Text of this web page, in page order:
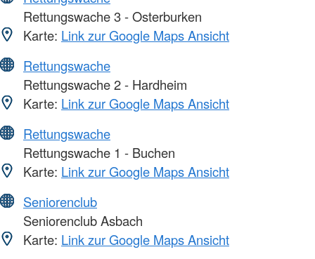
Rettungswache 3 - Osterburken
Karte: Link zur Google Maps Ansicht
Rettungswache
Rettungswache 2 - Hardheim
Karte: Link zur Google Maps Ansicht
Rettungswache
Rettungswache 1 - Buchen
Karte: Link zur Google Maps Ansicht
Seniorenclub
Seniorenclub Asbach
Karte: Link zur Google Maps Ansicht